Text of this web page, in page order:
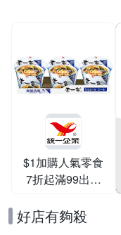
$1加購人氣零食
7折起滿99出貨
好店有夠殺